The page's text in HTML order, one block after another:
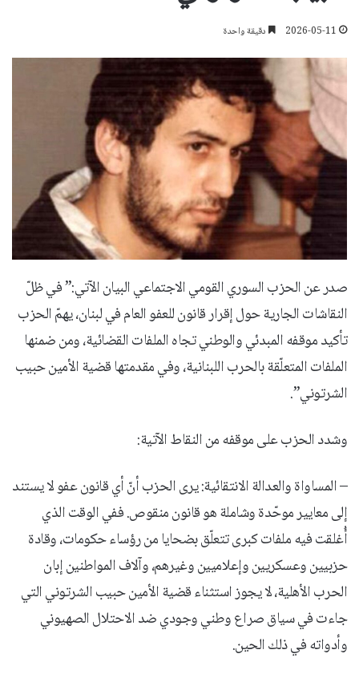
2026-05-11 دقيقة واحدة
صدر عن الحزب السوري القومي الاجتماعي البيان الآتي:” في ظلّ
النقاشات الجارية حول إقرار قانون للعفو العام في لبنان، يهمّ الحزب
تأكيد موقفه المبدئي والوطني تجاه الملفات القضائية، ومن ضمنها
الملفات المتعلّقة بالحرب اللبنانية، وفي مقدمتها قضية الأمين حبيب
الشرتوني”.
وشدد الحزب على موقفه من النقاط الآتية:
– المساواة والعدالة الانتقائية: يرى الحزب أنّ أي قانون عفو لا يستند
إلى معايير موحّدة وشاملة هو قانون منقوص. ففي الوقت الذي
أُغلقت فيه ملفات كبرى تتعلّق بضحايا من رؤساء حكومات، وقادة
حزبيين وعسكريين وإعلاميين وغيرهم، وآلاف المواطنين إبان
الحرب الأهلية، لا يجوز استثناء قضية الأمين حبيب الشرتوني التي
جاءت في سياق صراع وطني وجودي ضد الاحتلال الصهيوني
وأدواته في ذلك الحين.